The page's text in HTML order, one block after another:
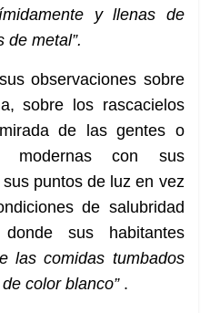
y llenas de
de metal”.
observaciones sobre
sobre los rascacielos
de las gentes o
modernas con sus
puntos de luz en vez
de salubridad
donde sus habitantes
las comidas tumbados
color blanco”.